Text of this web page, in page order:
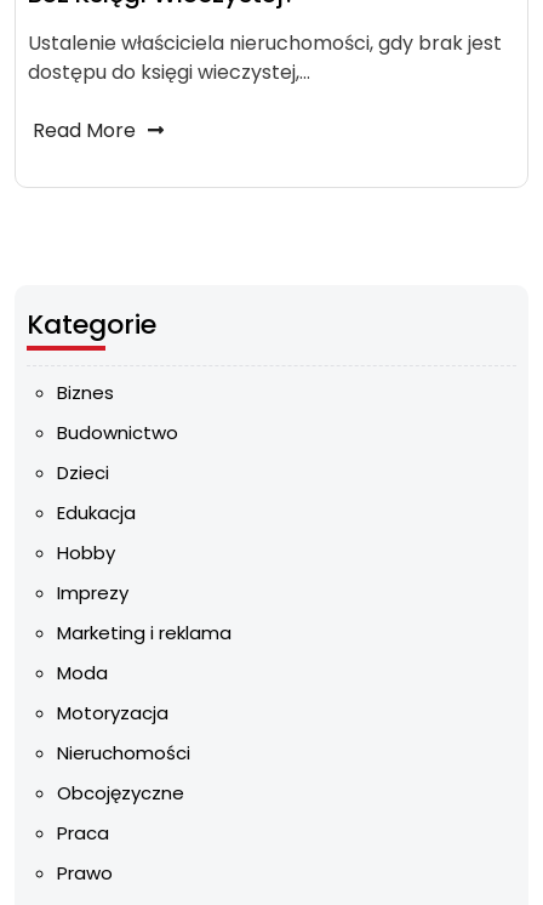
Ustalenie właściciela nieruchomości, gdy brak jest
dostępu do księgi wieczystej,…
Read More
Kategorie
Biznes
Budownictwo
Dzieci
Edukacja
Hobby
Imprezy
Marketing i reklama
Moda
Motoryzacja
Nieruchomości
Obcojęzyczne
Praca
Prawo